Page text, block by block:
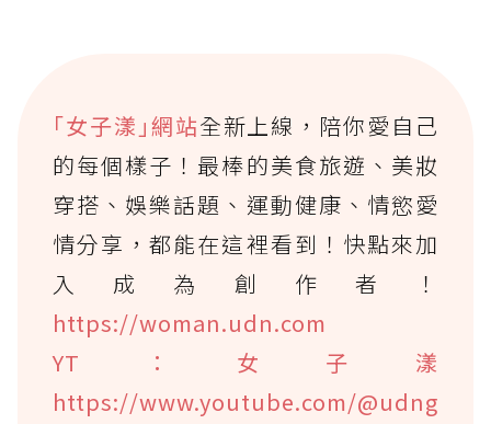
｢女子漾｣網站全新上線，陪你愛自己
的每個樣子！最棒的美食旅遊、美妝
穿搭、娛樂話題、運動健康、情慾愛
情分享，都能在這裡看到！快點來加
入成為創作者！
https://woman.udn.com
YT：女子漾
https://www.youtube.com/@udng